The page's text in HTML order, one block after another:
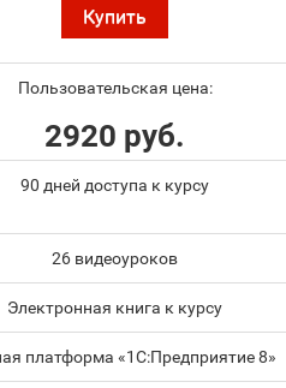
Купить
Пользовательская цена:
2920 руб.
90 дней доступа к курсу
26 видеоуроков
Электронная книга к курсу
платформа «1С:Предприятие 8»